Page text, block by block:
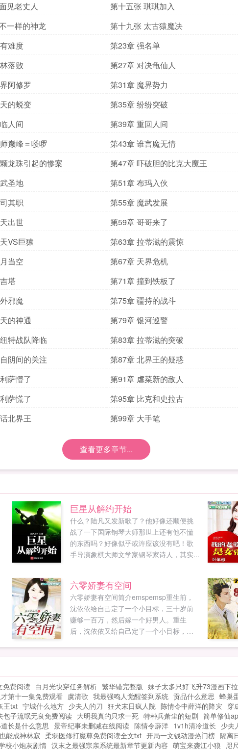
见老丈人 第十五张 琪琪加入
一样的神龙 第十九张 太古猿魔决
难度 第23章 强名单
落败 第27章 对决龟仙人
阿修罗 第31章 魔界势力
的蜕变 第35章 纷纷突破
人间 第39章 重回人间
巅峰＝喽啰 第43章 谁言魔无情
龙珠引起的惨案 第47章 吓破胆的比克大魔王
圣地 第51章 布玛入伙
其职 第55章 魔武发展
出世 第59章 哥哥来了
VS巨猿 第63章 拉蒂滋的震惊
当空 第67章 天界危机
塔 第71章 撞到铁板了
邪魔 第75章 疆持的战斗
的神通 第79章 银河巡警
特战队降临 第83章 拉蒂滋的突破
阴间的关注 第87章 北界王的疑惑
萨懵了 第91章 虐菜新的敌人
萨慌了 第95章 比克和史拉古
北界王 第99章 大手笔
查看更多章节...
巨星从解约开始
什么？陆凡又发新歌了？他好像还顺便挑
战了一下国际钢琴大师那世上还有他不懂
的东西吗？好像似乎或许应该没有吧！歌
手导演象棋大师文学家钢琴家诗人，其实...
六零娇妻有空间
六零娇妻有空间简介emspemsp重生前，
沈依依给自己定了一个小目标，三十岁前
赚够一百万，然后嫁一个好男人。重生
后，沈依依又给自己定了一个小目标，想
免费阅读 白月光快穿任务解析 繁华错完整版 妹子太多只好飞升73漫画下
第十一集免费观看 虞清歌 我最强鸣人觉醒签到系统 贡品什么意思 蜂巢
王txt 宁城什么地方 少夫人的刀 狂犬末日疯人院 陈情令中薛洋的降灾 穿
包子流氓无良免费阅读 大明我真的只求一死 特种兵萧尘的短剧 简单修仙
长是什么意思 景帝纪事未删减在线阅读 陈情令薜洋 1v1h清冷道长 少夫
能成神林寂 柔弱医修打魔尊免费阅读全文txt 开局一文钱动漫热门榜 隔离
校小炮灰剧情 汉末之最强宗亲系统最新章节更新内容 萌宝来袭江小狼 咫